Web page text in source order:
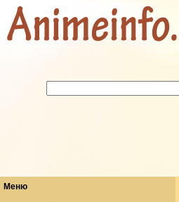
Меню